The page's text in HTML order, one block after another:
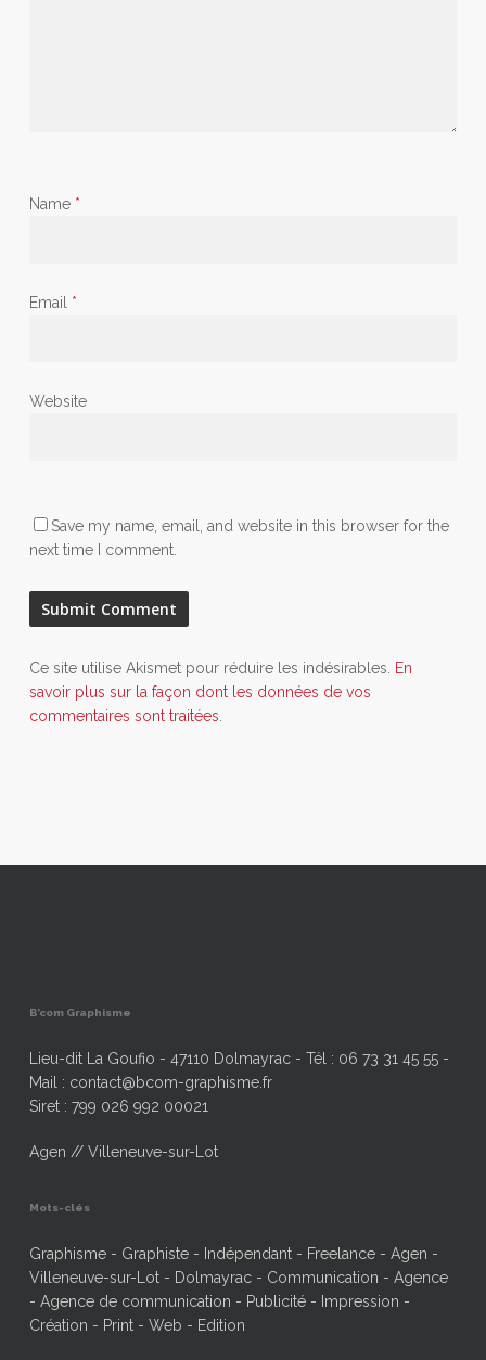
Name *
Email *
Website
Save my name, email, and website in this browser for the
next time I comment.
Ce site utilise Akismet pour réduire les indésirables.
En
savoir plus sur la façon dont les données de vos
commentaires sont traitées
B’com Graphisme
Lieu-dit La Goufio - 47110 Dolmayrac - Tél : 06 73 31 45 55 -
Mail : contact@bcom-graphisme.fr
Siret : 799 026 992 00021
Agen // Villeneuve-sur-Lot
Mots-clés
Graphisme - Graphiste - Indépendant - Freelance - Agen -
Villeneuve-sur-Lot - Dolmayrac - Communication - Agence
- Agence de communication - Publicité - Impression -
Création - Print - Web - Edition